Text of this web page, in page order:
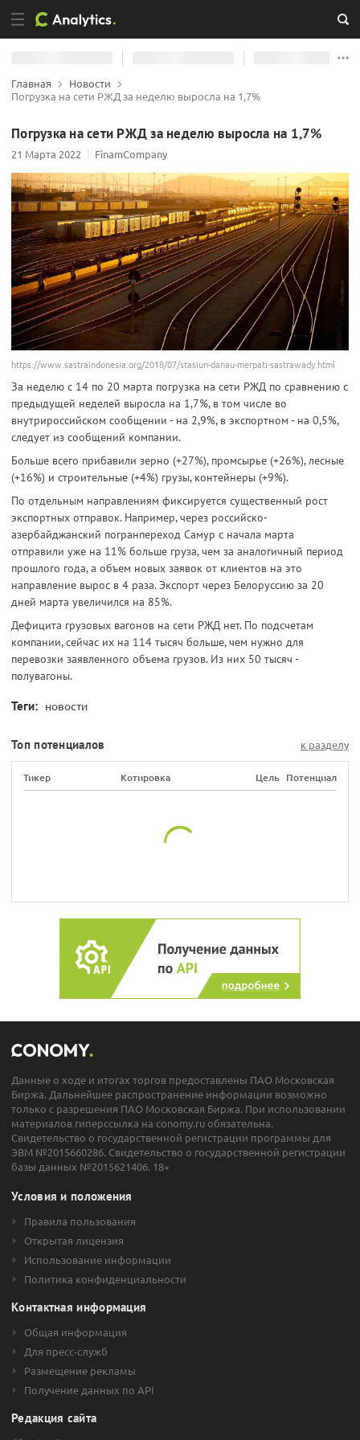
Главная
Новости
Погрузка на сети РЖД за неделю выросла на 1,7%
Погрузка на сети РЖД за неделю выросла на 1,7%
21 Марта 2022 FinamCompany
https://www.sastraindonesia.org/2018/07/stasiun-danau-merpati-sastrawady.html
За неделю с 14 по 20 марта погрузка на сети РЖД по сравнению с
предыдущей неделей выросла на 1,7%, в том числе во
внутрироссийском сообщении - на 2,9%, в экспортном - на 0,5%,
следует из сообщений компании.
Больше всего прибавили зерно (+27%), промсырье (+26%), лесные
(+16%) и строительные (+4%) грузы, контейнеры (+9%).
По отдельным направлениям фиксируется существенный рост
экспортных отправок. Например, через российско-
азербайджанский погранпереход Самур с начала марта
отправили уже на 11% больше груза, чем за аналогичный период
прошлого года, а объем новых заявок от клиентов на это
направление вырос в 4 раза. Экспорт через Белоруссию за 20
дней марта увеличился на 85%.
Дефицита грузовых вагонов на сети РЖД нет. По подсчетам
компании, сейчас их на 114 тысяч больше, чем нужно для
перевозки заявленного объема грузов. Из них 50 тысяч -
полувагоны.
Теги: новости
Топ потенциалов к разделу
Тикер Котировка Цель Потенциал
Данные о ходе и итогах торгов предоставлены ПАО Московская
Биржа. Дальнейшее распространение информации возможно
только с разрешения ПАО Московская Биржа. При использовании
материалов гиперссылка на conomy.ru обязательна.
Свидетельство о государственной регистрации программы для
ЭВМ №2015660286. Свидетельство о государственной регистрации
базы данных №2015621406. 18+
Условия и положения
Правила пользования
Открытая лицензия
Использование информации
Политика конфиденциальности
Контактная информация
Общая информация
Для пресс-служб
Размещение рекламы
Получение данных по API
Редакция сайта